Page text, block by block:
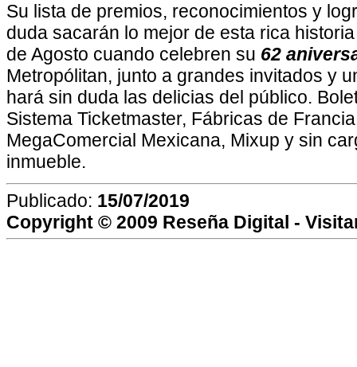
Su lista de premios, reconocimientos y
duda sacarán lo mejor de esta rica
de Agosto cuando celebren su 62
Metropólitan, junto a grandes invitados y
hará sin duda las delicias del público.
Sistema Ticketmaster, Fábricas de
MegaComercial Mexicana, Mixup y sin
inmueble.
Publicado: 15/07/2019
Copyright © 2009 Reseña Digital -